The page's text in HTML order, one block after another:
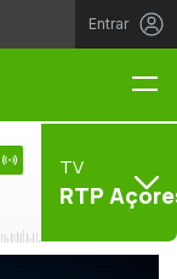
Entrar
TV
RTP